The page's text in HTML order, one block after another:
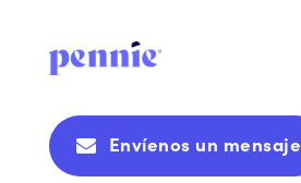
Envíenos un mensaje